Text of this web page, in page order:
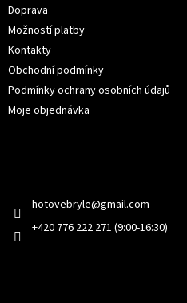
Doprava
Možností platby
Kontakty
Obchodní podmínky
Podmínky ochrany osobních údajů
Moje objednávka
hotovebryle@gmail.com
+420 776 222 271 (9:00-16:30)